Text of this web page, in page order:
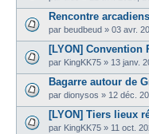
Rencontre
par beudbeud » 03 avr.
[LYON] Convention
par KingKK75 » 13 janv.
Bagarre autour de
par dionysos » 12 déc.
[LYON] Tiers lieux
par KingKK75 » 11 oct.